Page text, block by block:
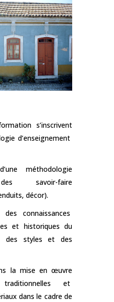
s’inscrivent
d’enseignement
méthodologie
savoir-faire
décor).
connaissances
et historiques du
des styles et des
la mise en œuvre
et
dans le cadre de